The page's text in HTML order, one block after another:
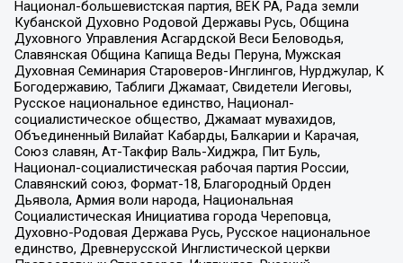
Национал-большевистская партия, ВЕК РА, Рада земли
Кубанской Духовно Родовой Державы Русь, Община
Духовного Управления Асгардской Веси Беловодья,
Славянская Община Капища Веды Перуна, Мужская
Духовная Семинария Староверов-Инглингов, Нурджулар, К
Богодержавию, Таблиги Джамаат, Свидетели Иеговы,
Русское национальное единство, Национал-
социалистическое общество, Джамаат мувахидов,
Объединенный Вилайат Кабарды, Балкарии и Карачая,
Союз славян, Ат-Такфир Валь-Хиджра, Пит Буль,
Национал-социалистическая рабочая партия России,
Славянский союз, Формат-18, Благородный Орден
Дьявола, Армия воли народа, Национальная
Социалистическая Инициатива города Череповца,
Духовно-Родовая Держава Русь, Русское национальное
единство, Древнерусской Инглистической церкви